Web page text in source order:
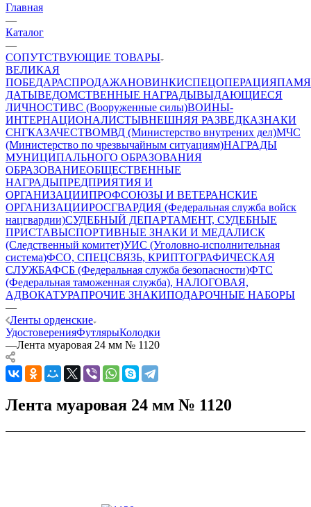
Главная
—
Каталог
—
СОПУТСТВУЮЩИЕ ТОВАРЫ
ВЕЛИКАЯ
ПОБЕДАРАСПРОДАЖАНОВИНКИСПЕЦОПЕРАЦИЯ
ДАТЫВЕДОМСТВЕННЫЕ НАГРАДЫВЫДАЮЩИЕСЯ
ЛИЧНОСТИВС (Вооруженные силы)ВОИНЫ-
ИНТЕРНАЦИОНАЛИСТЫВНЕШНЯЯ РАЗВЕДКАЗНАКИ
СНГКАЗАЧЕСТВОМВД (Министерство внутрених дел)МЧС
(Министерство по чрезвычайным ситуациям)НАГРАДЫ
МУНИЦИПАЛЬНОГО ОБРАЗОВАНИЯ
ОБРАЗОВАНИЕОБЩЕСТВЕННЫЕ
НАГРАДЫПРЕДПРИЯТИЯ И
ОРГАНИЗАЦИИПРОФСОЮЗЫ И ВЕТЕРАНСКИЕ
ОРГАНИЗАЦИИРОСГВАРДИЯ (Федеральная служба войск
нацгвардии)СУДЕБНЫЙ ДЕПАРТАМЕНТ, СУДЕБНЫЕ
ПРИСТАВЫСПОРТИВНЫЕ ЗНАКИ И МЕДАЛИСК
(Следственный комитет)УИС (Уголовно-исполнительная
система)ФСО, СПЕЦСВЯЗЬ, КРИПТОГРАФИЧЕСКАЯ
СЛУЖБАФСБ (Федеральная служба безопасности)ФТС
(Федеральная таможенная служба), НАЛОГОВАЯ,
АДВОКАТУРАПРОЧИЕ ЗНАКИПОДАРОЧНЫЕ НАБОРЫ
—
Ленты орденские
УдостоверенияФутлярыКолодки
—Лента муаровая 24 мм № 1120
Лента муаровая 24 мм № 1120